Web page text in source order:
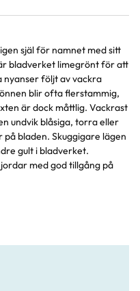
själ för namnet med sitt
bladverket limegrönt för att
nyanser följt av vackra
blir ofta flerstammig,
är dock måttlig. Vackrast
undvik blåsiga, torra eller
bladen. Skuggigare lägen
gult i bladverket.
med god tillgång på